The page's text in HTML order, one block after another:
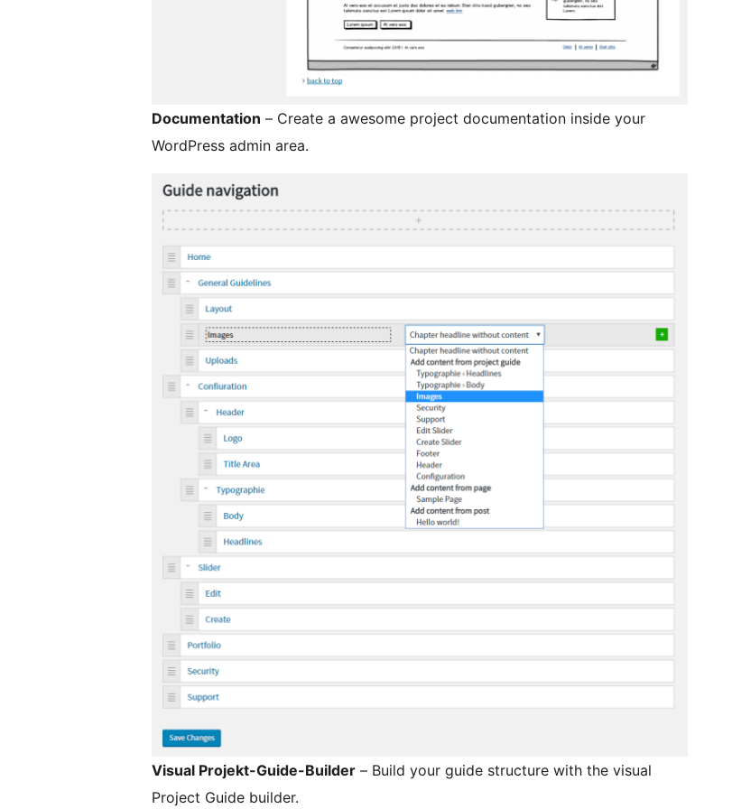
Documentation – Create a awesome project documentation inside your
WordPress admin area.
Visual Projekt-Guide-Builder – Build your guide structure with the visual
Project Guide builder.